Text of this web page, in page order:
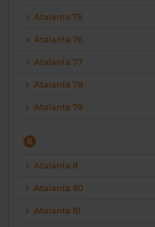
Atalanta 75
Atalanta 76
Atalanta 77
Atalanta 78
Atalanta 79
8
Atalanta 8
Atalanta 80
Atalanta 81